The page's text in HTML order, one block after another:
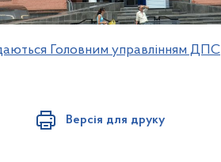
Головним управлінням ДПС
Версія для друку